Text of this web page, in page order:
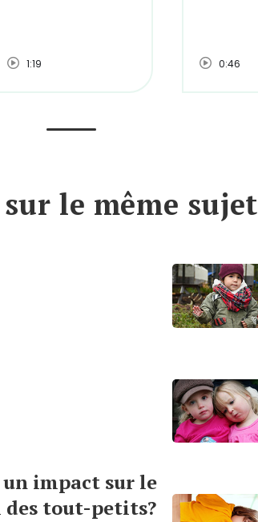
1:19 0:46
le même sujet
impact sur le
des tout-petits?